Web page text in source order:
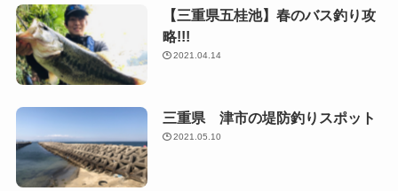
【三重県五桂池】春のバス釣り攻
略!!!
2021.04.14
三重県 津市の堤防釣りスポット
2021.05.10